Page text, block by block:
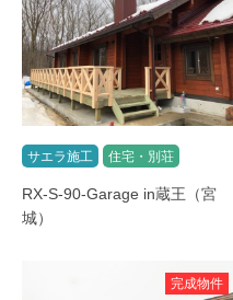
サエラ施工 住宅・別荘
RX-S-90-Garage in蔵王（宮
城）
完成物件